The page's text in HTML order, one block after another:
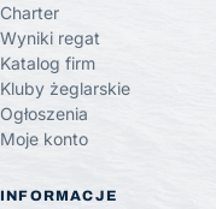
Charter
Wyniki regat
Katalog firm
Kluby żeglarskie
Ogłoszenia
Moje konto
INFORMACJE